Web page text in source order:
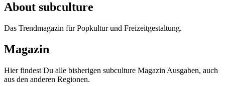
About subculture
Das Trendmagazin für Popkultur und Freizeitgestaltung.
Magazin
Hier findest Du alle bisherigen subculture Magazin Ausgaben, auch
aus den anderen Regionen.